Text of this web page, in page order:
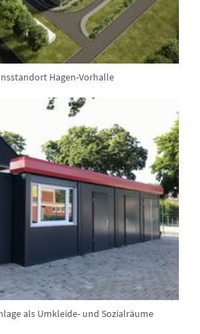
Hagen-Vorhalle
als Umkleide- und Sozialräume